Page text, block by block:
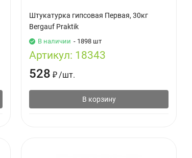
Штукатурка гипсовая Первая, 30кг
Bergauf Praktik
В наличии - 1898 шт
Артикул: 18343
528 ₽/шт.
В корзину